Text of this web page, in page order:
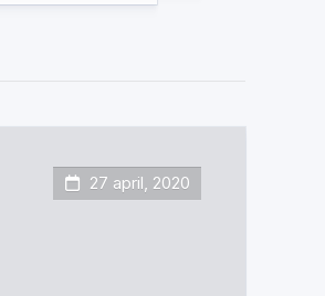
27 april, 2020